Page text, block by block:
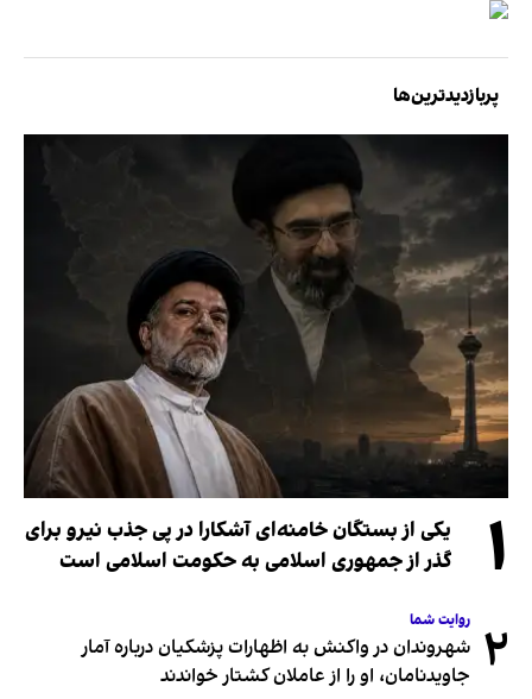
پربازدیدترین‌ها
۱
یکی از بستگان خامنه‌ای آشکارا در پی جذب نیرو برای
گذر از جمهوری اسلامی به حکومت اسلامی است
۲ روایت شما
شهروندان در واکنش به اظهارات پزشکیان درباره آمار
جاویدنامان، او را از عاملان کشتار خواندند